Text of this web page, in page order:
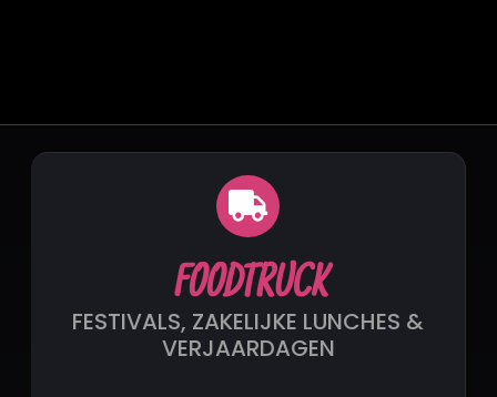
FOODTRUCK
FESTIVALS, ZAKELIJKE LUNCHES &
VERJAARDAGEN